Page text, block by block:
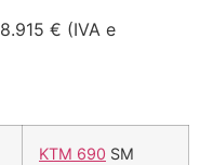
8.915 € (IVA e
KTM 690 SM